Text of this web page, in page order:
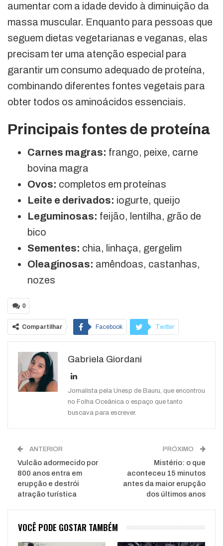
aumentar com a idade devido à diminuição da
massa muscular. Enquanto para pessoas que
seguem dietas vegetarianas e veganas, elas
precisam ter uma atenção especial para
garantir um consumo adequado de proteína,
combinando diferentes fontes vegetais para
obter todos os aminoácidos essenciais.
Principais fontes de proteína
Carnes magras: frango, peixe, carne
bovina magra
Ovos: completos em proteínas
Leite e derivados: iogurte, queijo
Leguminosas: feijão, lentilha, grão de
bico
Sementes: chia, linhaça, gergelim
Oleaginosas: amêndoas, castanhas,
nozes
0
Compartilhar Facebook Twitter
WhatsApp
Gabriela Giordani
Jornalista pela Unesp de Bauru, que encontrou
no Folha Oceânica o espaço que tanto
buscava para escrever.
ANTERIOR
Vulcão adormecido por
800 anos entra em
erupção e destrói
atração turística
PRÓXIMO
Mistério: o que
aconteceu 15 minutos
antes da maior erupção
dos últimos anos
VOCÊ PODE GOSTAR TAMBÉM